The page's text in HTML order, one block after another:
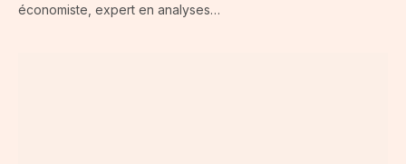
économiste, expert en analyses…